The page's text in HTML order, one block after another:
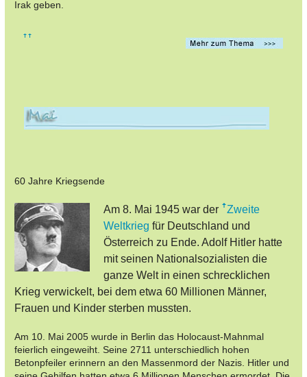
Irak geben.
60 Jahre Kriegsende
Am 8. Mai 1945 war der
Zweite
Weltkrieg für Deutschland und
Österreich zu Ende. Adolf Hitler hatte
mit seinen Nationalsozialisten die
ganze Welt in einen schrecklichen
Krieg verwickelt, bei dem etwa 60 Millionen Männer,
Frauen und Kinder sterben mussten.
Am 10. Mai 2005 wurde in Berlin das Holocaust-Mahnmal
feierlich eingeweiht. Seine 2711 unterschiedlich hohen
Betonpfeiler erinnern an den Massenmord der Nazis. Hitler und